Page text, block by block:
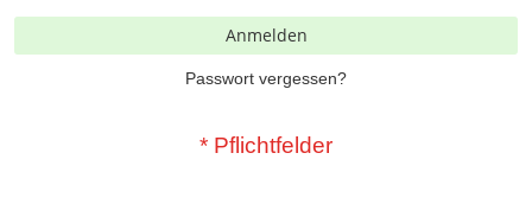
Anmelden
Passwort vergessen?